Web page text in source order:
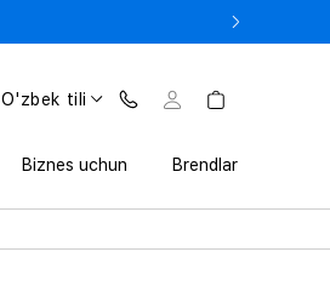
O'zbek tili
Biznes uchun Brendlar